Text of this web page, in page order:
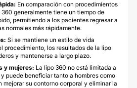
En comparación con procedimientos
generalmente tiene un tiempo de
permitiendo a los pacientes regresar a
normales más rápidamente.
Si se mantiene un estilo de vida
procedimiento, los resultados de la lipo
y mantenerse a largo plazo.
y mujeres: La lipo 360 no está limitada a
puede beneficiar tanto a hombres como
mejorar su contorno corporal y eliminar la